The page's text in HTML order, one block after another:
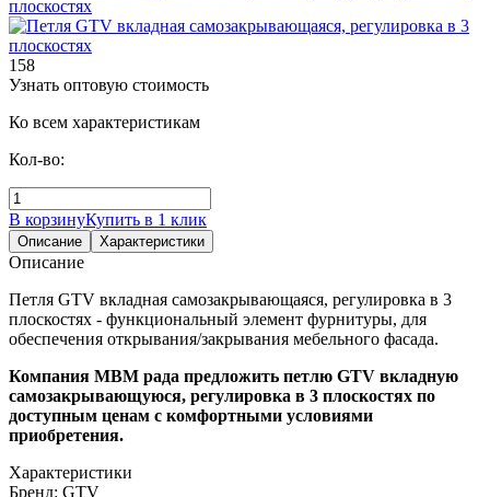
158
Узнать оптовую стоимость
Ко всем характеристикам
Кол-во:
В корзинуКупить в 1 клик
Описание Характеристики
Описание
Петля GTV вкладная самозакрывающаяся, регулировка в 3
плоскостях - функциональный элемент фурнитуры, для
обеспечения открывания/закрывания мебельного фасада.
Компания МВМ рада предложить петлю GTV вкладную
самозакрывающуюся, регулировка в 3 плоскостях по
доступным ценам с комфортными условиями
приобретения.
Характеристики
Бренд: GTV